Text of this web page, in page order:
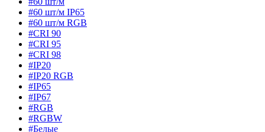
#60 шт/м IP65
#60 шт/м RGB
#CRI 90
#CRI 95
#CRI 98
#IP20
#IP20 RGB
#IP65
#IP67
#RGB
#RGBW
#Белые